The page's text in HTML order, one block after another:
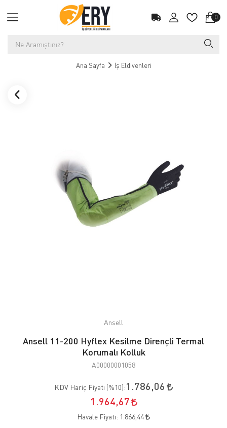
0
Ana Sayfa İş Eldivenleri
Ansell
Ansell 11-200 Hyflex Kesilme Dirençli Termal
Korumalı Kolluk
A00000001058
KDV Hariç Fiyatı (%10):1.786,06
1.964,67
Havale Fiyatı: 1.866,44